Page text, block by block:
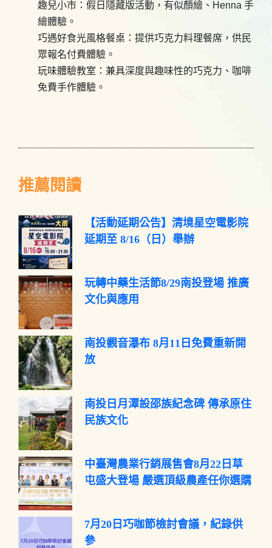
趣兒小市：假日隱藏版活動，有似顏繪、Henna 手
繪體驗。
巧遇好食光風格餐桌：提供巧克力料理餐席，供民
眾報名付費體驗。
玩味體驗教室：兼具深度與趣味性的巧克力、咖啡
免費手作體驗。
推薦閱讀
【活動延期公告】清境星空電影院
延期至 8/16（日）舉辦
玩轉中藥生活節8/29南投登場 推廣
文化與應用
南投觀音瀑布 8月11日免費重新開
放
南投日月潭設邵族紀念碑 傳承原住
民族文化
中臺灣農業行銷展售會8月22日草
屯盛大登場 嚴選頂級農產任你選購
7月20日巧咖節檢討會議，紀錄供
參